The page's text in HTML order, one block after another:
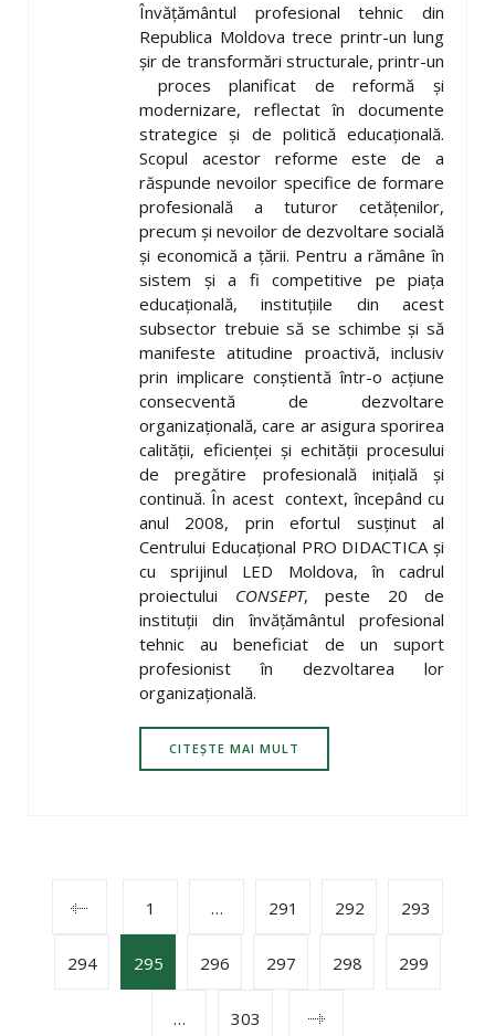
Învățământul profesional tehnic din
Republica Moldova trece printr-un lung
șir de transformări structurale, printr-un
proces planificat de reformă și
modernizare, reflectat în documente
strategice și de politică educațională.
Scopul acestor reforme este de a
răspunde nevoilor specifice de formare
profesională a tuturor cetățenilor,
precum și nevoilor de dezvoltare socială
și economică a țării. Pentru a rămâne în
sistem și a fi competitive pe piața
educațională, instituțiile din acest
subsector trebuie să se schimbe și să
manifeste atitudine proactivă, inclusiv
prin implicare conștientă într-o acțiune
consecventă de dezvoltare
organizațională, care ar asigura sporirea
calității, eficienței și echității procesului
de pregătire profesională inițială și
continuă. În acest context, începând cu
anul 2008, prin efortul susținut al
Centrului Educațional PRO DIDACTICA și
cu sprijinul LED Moldova, în cadrul
proiectului CONSEPT, peste 20 de
instituții din învățământul profesional
tehnic au beneficiat de un suport
profesionist în dezvoltarea lor
organizațională.
CITEȘTE MAI MULT
POSTS
NAVIGATION
1 … 291 292 293
294 295 296 297 298 299
… 303